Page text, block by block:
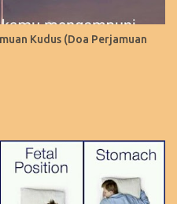
Kudus (Doa Perjamuan